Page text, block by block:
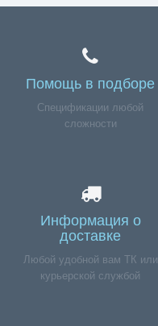
Помощь в подборе
Спецификации любой
сложности
Информация о
доставке
Любой удобной вам ТК или
курьерской службой